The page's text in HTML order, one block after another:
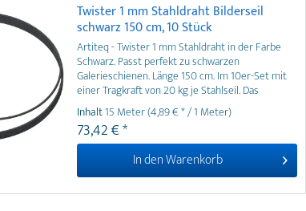
Twister 1 mm Stahldraht Bilderseil
schwarz 150 cm, 10 Stück
Artiteq - Twister 1 mm Stahldraht in der Farbe
Schwarz. Passt perfekt zu schwarzen
Galerieschienen. Länge 150 cm. Im 10er-Set mit
einer Tragkraft von 20 kg je Stahlseil. Das
schwarze 1 mm Stahlseil ist auch in 200 und 300
cm Länge erhältlich. Nur mit 1 mm Bilderhaken zu
verwenden!
Inhalt15 Meter(4,89 € * / 1 Meter)
73,42 € *
In denWarenkorb